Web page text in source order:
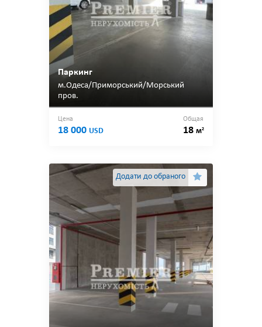
Паркинг
м.Одеса/Приморський/Морський
пров.
Цена
18 000 USD
Общая
18 м2
Додати до обраного